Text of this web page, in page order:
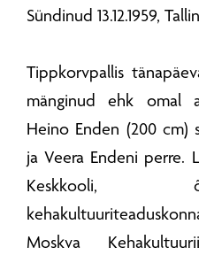
Sündinud 13.12.1959,
Tippkorvpallis
mänginud ehk omal
Heino Enden (200 cm)
ja Veera Endeni perre.
Keskkooli,
Moskva